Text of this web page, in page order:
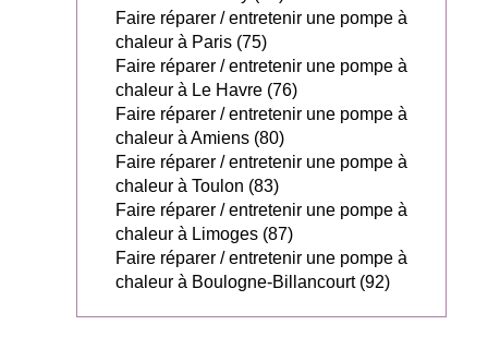
Faire réparer / entretenir une pompe à
chaleur à Paris (75)
Faire réparer / entretenir une pompe à
chaleur à Le Havre (76)
Faire réparer / entretenir une pompe à
chaleur à Amiens (80)
Faire réparer / entretenir une pompe à
chaleur à Toulon (83)
Faire réparer / entretenir une pompe à
chaleur à Limoges (87)
Faire réparer / entretenir une pompe à
chaleur à Boulogne-Billancourt (92)